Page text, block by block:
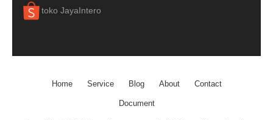
toko JayaIntero
Home Service Blog About Contact
Document